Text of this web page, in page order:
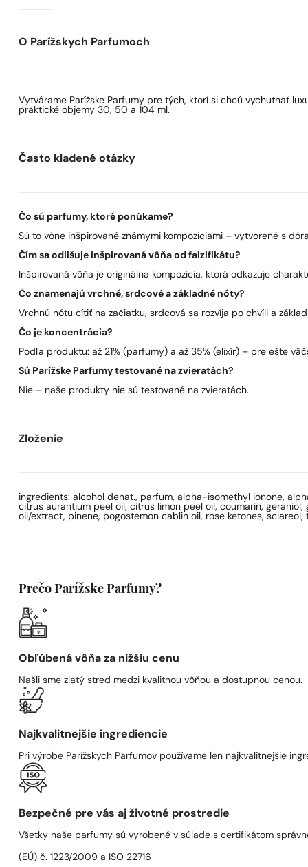
O Parížskych Parfumoch
Vytvárame Parížske Parfumy pre tých, ktorí si chcú vychutnať
praktické objemy 30, 50 a 104 ml.
Často kladené otázky
Čo sú parfumy, ktoré ponúkame?
Sú to vône inšpirované známymi kompozíciami – vytvorené s
Čím sa odlišuje inšpirovaná vôňa od falzifikátu?
Inšpirovaná vôňa je originálna kompozícia, ktorá odkazuje
Čo znamenajú vrchné, srdcové a základné nóty?
Vrchnú nótu cítiť na začiatku, srdcová sa rozvíja po chvíli a
Čo je koncentrácia?
Podľa produktu: až 21% (parfumy) a až 35% (elixír) – pre ešte
Sú Parížske Parfumy testované na zvieratách?
Nie – naše produkty nie sú testované na zvieratách.
Zloženie
ingredients: alcohol denat., parfum, alpha-isomethyl ionone,
citrus aurantium peel oil, citrus limon peel oil, coumarin,
oil/extract, pinene, pogostemon cablin oil, rose ketones,
Prečo Parížske Parfumy?
Obľúbená vôňa za nižšiu cenu
Našli sme zlatý stred medzi kvalitnou vôňou a dostupnou cenou.
Najkvalitnejšie ingrediencie
Pri výrobe Parížskych Parfumov používame len najkvalitnejšie
Bezpečné pre vás aj životné prostredie
Všetky naše parfumy sú vyrobené v súlade s certifikátom
(EÚ) č. 1223/2009 a ISO 22716